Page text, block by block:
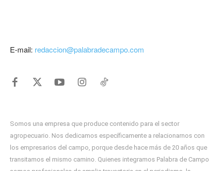
E-mail: redaccion@palabradecampo.com
Somos una empresa que produce contenido para el sector
agropecuario. Nos dedicamos específicamente a relacionarnos con
los empresarios del campo, porque desde hace más de 20 años que
transitamos el mismo camino. Quienes integramos Palabra de Campo